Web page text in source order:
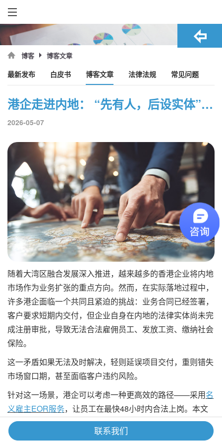
博客 博客文章
最新发布 白皮书 博客文章 法律法规 常见问题
港企走进内地： “先有人，后设实体”是聪明的扩张策略？
2026-05-07
随着大湾区融合发展深入推进，越来越多的香港企业将内地
市场作为业务扩张的重点方向。然而，在实际落地过程中，
许多港企面临一个共同且紧迫的挑战：业务合同已经签署，
客户要求短期内交付，但企业自身在内地的法律实体尚未完
成注册审批，导致无法合法雇佣员工、发放工资、缴纳社会
保险。
这一矛盾如果无法及时解决，轻则延误项目交付，重则错失
市场窗口期，甚至面临客户违约风险。
针对这一场景，港企可以考虑一种更高效的路径——采用名
义雇主EOR服务，让员工在最快48小时内合法上岗。本文
旨在分析注册实体公司与名义雇主EOR两种路径的差异，
阐述“先有人，后设实体”策略的合理性与可操作性。
联系我们